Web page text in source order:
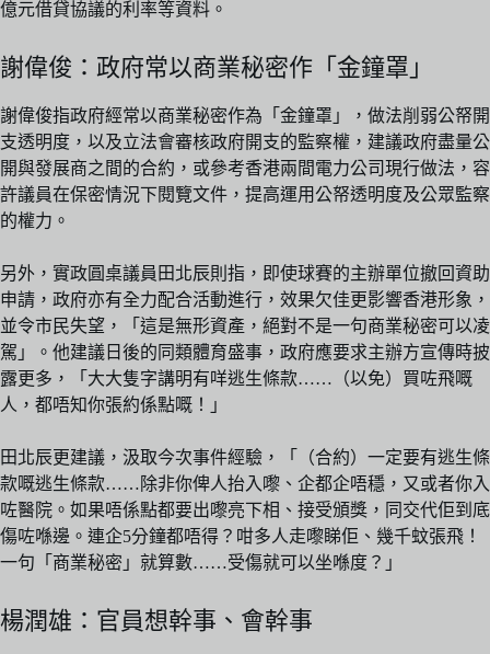
億元借貸協議的利率等資料。
謝偉俊：政府常以商業秘密作「金鐘罩」
謝偉俊指政府經常以商業秘密作為「金鐘罩」，做法削弱公帑開
支透明度，以及立法會審核政府開支的監察權，建議政府盡量公
開與發展商之間的合約，或參考香港兩間電力公司現行做法，容
許議員在保密情況下閱覽文件，提高運用公帑透明度及公眾監察
的權力。
另外，實政圓桌議員田北辰則指，即使球賽的主辦單位撤回資助
申請，政府亦有全力配合活動進行，效果欠佳更影響香港形象，
並令市民失望，「這是無形資產，絕對不是一句商業秘密可以凌
駕」。他建議日後的同類體育盛事，政府應要求主辦方宣傳時披
露更多，「大大隻字講明有咩逃生條款……（以免）買咗飛嘅
人，都唔知你張約係點嘅！」
田北辰更建議，汲取今次事件經驗，「（合約）一定要有逃生條
款嘅逃生條款……除非你俾人抬入嚟、企都企唔穩，又或者你入
咗醫院。如果唔係點都要出嚟亮下相、接受頒獎，同交代佢到底
傷咗喺邊。連企5分鐘都唔得？咁多人走嚟睇佢、幾千蚊張飛！
一句「商業秘密」就算數……受傷就可以坐喺度？」
楊潤雄：官員想幹事、會幹事